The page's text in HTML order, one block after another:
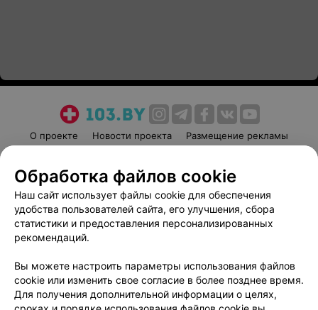
О проекте Новости проекта
Размещение рекламы
Пользовательское соглашение
Способы оплаты
Вакансии
Партнеры
Написать руководителю 103.by
Обработка персональных данных
Обработка файлов cookie
Наш сайт использует файлы cookie для обеспечения
удобства пользователей сайта, его улучшения, сбора
статистики и предоставления персонализированных
рекомендаций.
Вы можете настроить параметры использования файлов
cookie или изменить свое согласие в более позднее время.
Для получения дополнительной информации о целях,